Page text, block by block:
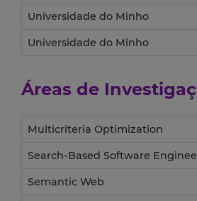
Universidade do Minho
Universidade do Minho
Áreas de
Multicriteria Optimization
Search-Based Software
Semantic Web